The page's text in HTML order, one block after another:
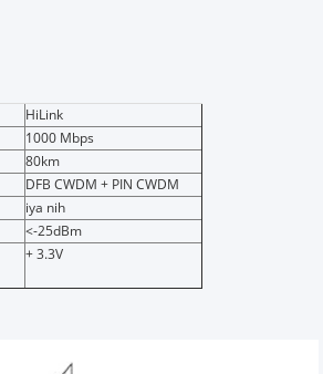
HiLink
1000 Mbps
80km
DFB CWDM + PIN CWDM
iya nih
<-25dBm
+ 3.3V